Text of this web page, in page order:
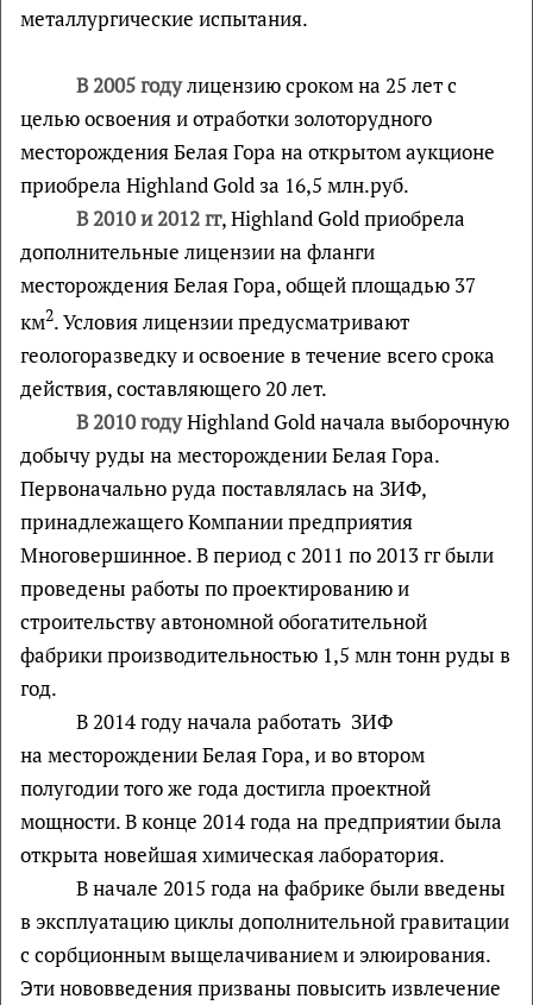
металлургические испытания.
В 2005 годулицензию сроком на 25 лет с
целью освоения и отработки золоторудного
месторождения Белая Гора на открытом аукционе
приобрела Highland Gold за 16,5 млн.руб.
В 2010 и 2012 гг, Highland Gold приобрела
дополнительные лицензии на фланги
месторождения Белая Гора, общей площадью 37
км2. Условия лицензии предусматривают
геологоразведку и освоение в течение всего срока
действия, составляющего 20 лет.
В 2010 годуHighland Gold начала выборочную
добычу руды на месторождении Белая Гора.
Первоначально руда поставлялась на ЗИФ,
принадлежащего Компании предприятия
Многовершинное. В период с 2011 по 2013 гг были
проведены работы по проектированию и
строительству автономной обогатительной
фабрики производительностью 1,5 млн тонн руды в
год.
В 2014 году начала работать ЗИФ
на месторождении Белая Гора, и во втором
полугодии того же года достигла проектной
мощности. В конце 2014 года на предприятии была
открыта новейшая химическая лаборатория.
В начале 2015 года на фабрике были введены
в эксплуатацию циклы дополнительной гравитации
с сорбционным выщелачиванием и элюирования.
Эти нововведения призваны повысить извлечение